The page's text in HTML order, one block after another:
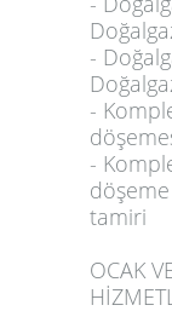
-
-
-
tamiri
OCAK